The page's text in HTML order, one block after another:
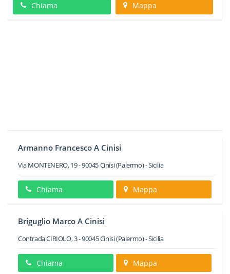
Chiama Mappa
Armanno Francesco A Cinisi
Via MONTENERO, 19-90045Cinisi(Palermo) -Sicilia
Chiama Mappa
Briguglio Marco A Cinisi
Contrada CIRIOLO, 3-90045Cinisi(Palermo) -Sicilia
Chiama Mappa